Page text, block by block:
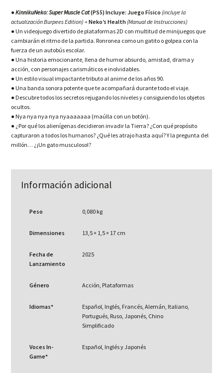
● KinnikuNeko: Super Muscle Cat(PS5) Incluye: Juego Físico (incluye la
actualización Burpees Edition) +Neko’s Health(Manual de Instrucciones)
● Un videojuego divertido de plataformas 2D con multitud de minijuegos que
cambiarán el ritmo de la partida. Ronronea como un gatito o golpea con la
fuerza de un autobús escolar.
● Una historia emocionante, llena de humor absurdo, amistad, drama y
acción, con personajes carismáticos e inolvidables.
● Un estilo visual impactante tributo al anime de los años 90.
● Una banda sonora potente que te acompañará durante todo el viaje.
● Descubre todos los secretos rejugando los niveles y consiguiendo los objetos
ocultos.
● Nya nya nya nya nyaaaaaaa (maúlla con un botón).
● ¿Por qué los alienígenas decidieron invadir la Tierra? ¿Con qué propósito
capturaron a todos los humanos? ¿Qué les atrajo hasta aquí? Y la pregunta del
millón… ¿¡Un gato musculoso!?
Información adicional
Peso 0,080 kg
Dimensiones 13,5 × 1,5 × 17 cm
Fecha de
Lanzamiento
2025
Género Acción, Plataformas
Idiomas*
Español, Inglés, Francés, Alemán, Italiano,
Portugués, Ruso, Japonés, Chino
Simplificado
Voces In-
Game*
Español, Inglés y Japonés